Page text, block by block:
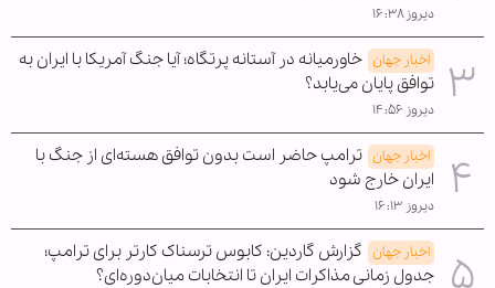
دیروز ۱۶:۳۸
اخبار جهان خاورمیانه در آستانه پرتگاه؛ آیا جنگ آمریکا با ایران به
توافق پایان می‌یابد؟
دیروز ۱۴:۵۶
اخبار جهان ترامپ حاضر است بدون توافق هسته‌ای از جنگ با
ایران خارج شود
دیروز ۱۶:۱۳
اخبار جهان گزارش گاردین: کابوس ترسناک کارتر برای ترامپ؛
جدول زمانی مذاکرات ایران تا انتخابات میان‌دوره‌ای؟